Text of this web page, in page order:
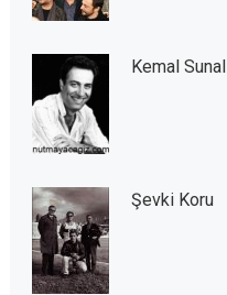
Kemal Sunal
Şevki Koru